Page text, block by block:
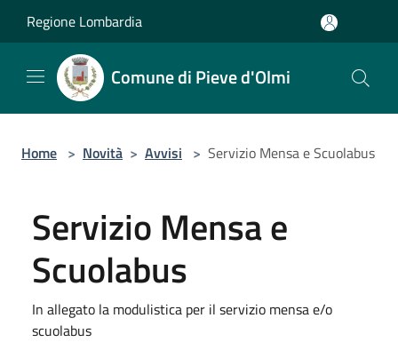
Regione Lombardia
Comune di Pieve d'Olmi
Home > Novità > Avvisi > Servizio Mensa e Scuolabus
Servizio Mensa e
Scuolabus
In allegato la modulistica per il servizio mensa e/o
scuolabus